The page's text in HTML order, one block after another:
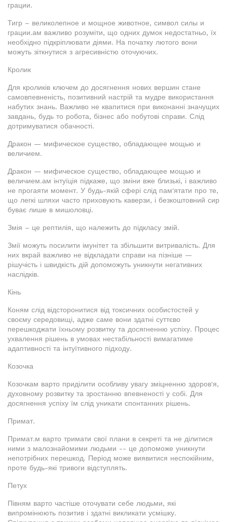
грации.
Тигр – великолепное и мощное животное, символ силы и
грации.ам важливо розуміти, що одних думок недостатньо, їх
необхідно підкріплювати діями. На початку лютого вони
можуть зіткнутися з агресивністю оточуючих.
Кролик
Для кроликів ключем до досягнення нових вершин стане
самовпевненість, позитивний настрій та мудре використання
набутих знань. Важливо не квапитися при виконанні значущих
завдань, будь то робота, бізнес або побутові справи. Слід
дотримуватися обачності.
Дракон — мифическое существо, обладающее мощью и
величием.
Дракон — мифическое существо, обладающее мощью и
величием.ам інтуїція підкаже, що зміни вже близькі, і важливо
не прогаяти момент. У будь-якій сфері слід пам'ятати про те,
що легкі шляхи часто приховують каверзи, і безкоштовний сир
буває лише в мишоловці.
Змія – це рептилія, що належить до підкласу змій.
Змії можуть посилити імунітет та збільшити витривалість. Для
них вкрай важливо не відкладати справи на пізніше —
рішучість і швидкість дій допоможуть уникнути негативних
наслідків.
Кінь
Коням слід відсторонитися від токсичних особистостей у
своєму середовищі, адже саме вони здатні суттєво
перешкоджати їхньому розвитку та досягненню успіху. Процес
ухвалення рішень в умовах нестабільності вимагатиме
адаптивності та інтуїтивного підходу.
Козочка
Козочкам варто приділити особливу увагу зміцненню здоров'я,
духовному розвитку та зростанню впевненості у собі. Для
досягнення успіху їм слід уникати спонтанних рішень.
Примат.
Примат.м варто тримати свої плани в секреті та не ділитися
ними з малознайомими людьми -- це допоможе уникнути
непотрібних перешкод. Період може виявитися неспокійним,
проте будь-які тривоги відступлять.
Петух
Півням варто частіше оточувати себе людьми, які
випромінюють позитив і здатні викликати усмішку.